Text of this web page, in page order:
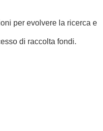
per evolvere la ricerca e
di raccolta fondi.